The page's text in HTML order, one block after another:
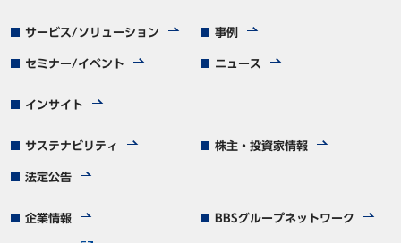
サービス/ソリューション 事例
セミナー/イベント ニュース
インサイト
サステナビリティ 株主・投資家情報
法定公告
企業情報 BBSグループネットワーク